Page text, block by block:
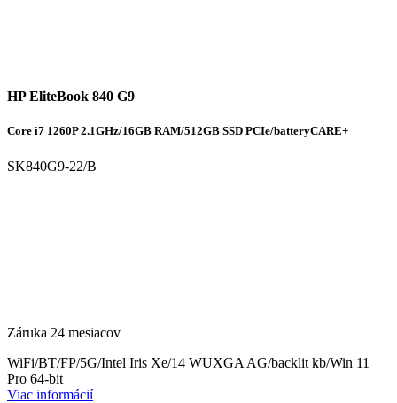
HP EliteBook 840 G9
Core i7 1260P 2.1GHz/16GB RAM/512GB SSD PCIe/batteryCARE+
SK840G9-22/B
Záruka 24 mesiacov
WiFi/BT/FP/5G/Intel Iris Xe/14 WUXGA AG/backlit kb/Win 11
Pro 64-bit
Viac informácií